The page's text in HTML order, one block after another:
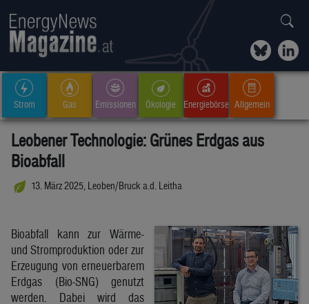
Strom Gas Emissionen Ökologie Energiebörse Allgemein
Leobener Technologie: Grünes Erdgas aus
Bioabfall
13. März 2025, Leoben/Bruck a.d. Leitha
Bioabfall kann zur Wärme-
und Stromproduktion oder zur
Erzeugung von erneuerbarem
Erdgas (Bio-SNG) genutzt
werden. Dabei wird das